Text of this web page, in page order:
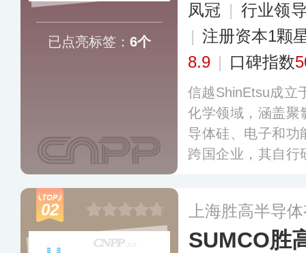
已点亮标签： 6个
凤冠 | 行业领
| 注册资本1颗
8.9 | 口碑指数
信越ShinEtsu成立
化学领域，涵盖聚
导体硅、电子和功
跨国企业，其自行
售网络。更多
02 上海胜高半导
SUMCO胜